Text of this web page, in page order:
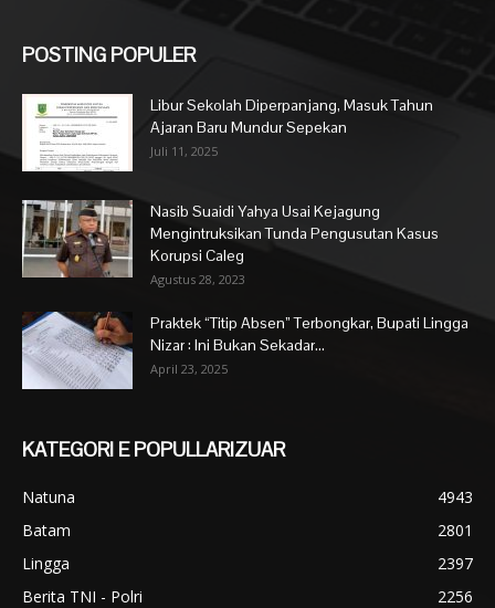
POSTING POPULER
Libur Sekolah Diperpanjang, Masuk Tahun
Ajaran Baru Mundur Sepekan
Juli 11, 2025
Nasib Suaidi Yahya Usai Kejagung
Mengintruksikan Tunda Pengusutan Kasus
Korupsi Caleg
Agustus 28, 2023
Praktek “Titip Absen” Terbongkar, Bupati Lingga
Nizar : Ini Bukan Sekadar...
April 23, 2025
KATEGORI E POPULLARIZUAR
Natuna
4943
Batam
2801
Lingga
2397
Berita TNI - Polri
2256